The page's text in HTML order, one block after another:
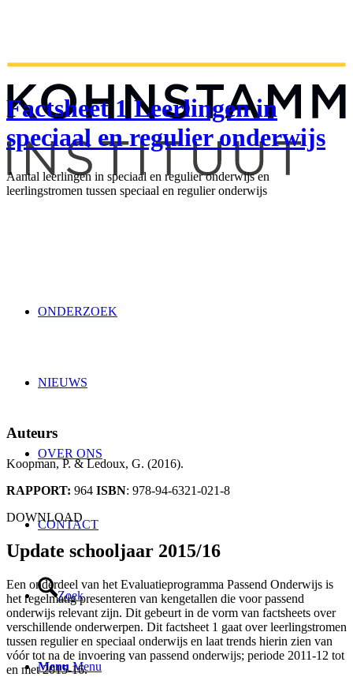
ONDERZOEK
NIEUWS
OVER ONS
CONTACT
Zoek
Menu Menu
Factsheet 1 Leerlingen in
speciaal en regulier onderwijs
Aantal leerlingen in speciaal en regulier onderwijs en
leerlingstromen tussen speciaal en regulier onderwijs
Auteurs
Koopman, P. & Ledoux, G. (2016).
RAPPORT: 964 ISBN: 978-94-6321-021-8
DOWNLOAD
Update schooljaar 2015/16
Een onderdeel van het Evaluatieprogramma Passend Onderwijs is
het regelmatig presenteren van kengetallen die voor passend
onderwijs relevant zijn. Dit gebeurt in de vorm van factsheets over
verschillende onderwerpen. Dit factsheet 1 gaat over leerlingstromen
tussen regulier en speciaal onderwijs en laat trends hierin zien van
vóór tot na de invoering van passend onderwijs; periode 2011-12 tot
en met 2015-16.